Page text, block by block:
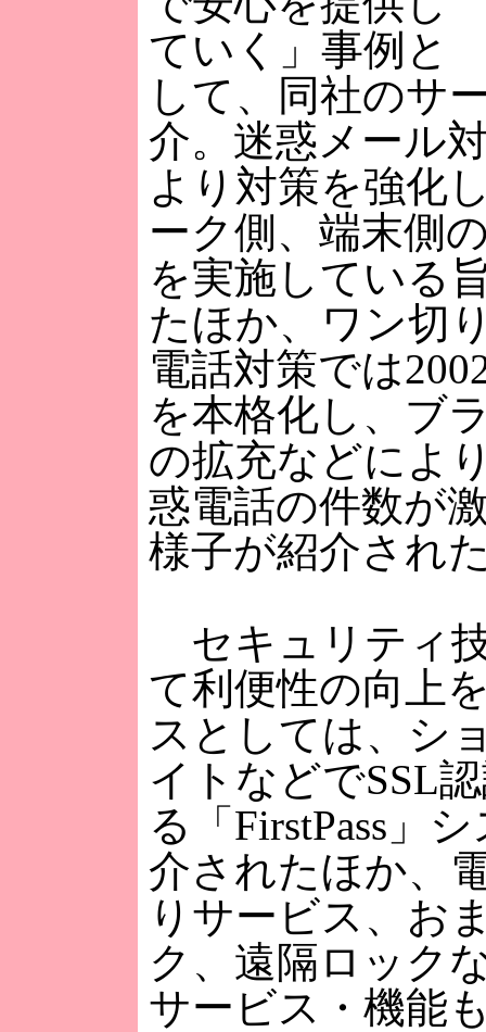
ていく」事例と
して、同社のサ
介。迷惑メール
より対策を強化
ーク側、端末側
を実施している
たほか、ワン切
電話対策では
を本格化し、ブ
の拡充などによ
惑電話の件数が
様子が紹介され
セキュリティ
て利便性の向上
スとしては、シ
イトなどでSSL
る「FirstPass」
介されたほか、
りサービス、お
ク、遠隔ロック
サービス・機能